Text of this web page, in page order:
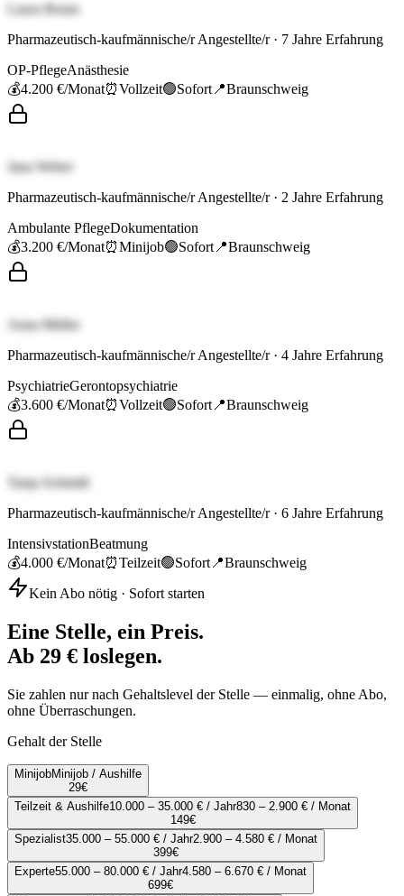
Laura Braun
Pharmazeutisch-kaufmännische/r Angestellte/r· 7 Jahre Erfahrung
OP-PflegeAnästhesie
💰4.200 €/Monat⏰Vollzeit🟢Sofort 📍Braunschweig
Jana Weber
Pharmazeutisch-kaufmännische/r Angestellte/r· 2 Jahre Erfahrung
Ambulante PflegeDokumentation
💰3.200 €/Monat⏰Minijob🟢Sofort 📍Braunschweig
Anna Müller
Pharmazeutisch-kaufmännische/r Angestellte/r· 4 Jahre Erfahrung
PsychiatrieGerontopsychiatrie
💰3.600 €/Monat⏰Vollzeit🟢Sofort 📍Braunschweig
Tanja Schmidt
Pharmazeutisch-kaufmännische/r Angestellte/r· 6 Jahre Erfahrung
IntensivstationBeatmung
💰4.000 €/Monat⏰Teilzeit🟢Sofort 📍Braunschweig
Kein Abo nötig · Sofort starten
Eine Stelle, ein Preis.
Ab 29 € loslegen.
Sie zahlen nur nach Gehaltslevel der Stelle — einmalig, ohne Abo,
ohne Überraschungen.
Gehalt der Stelle
MinijobMinijob / Aushilfe
29€
Teilzeit & Aushilfe10.000 – 35.000 € / Jahr830 – 2.900 € / Monat
149€
Spezialist35.000 – 55.000 € / Jahr2.900 – 4.580 € / Monat
399€
Experte55.000 – 80.000 € / Jahr4.580 – 6.670 € / Monat
699€